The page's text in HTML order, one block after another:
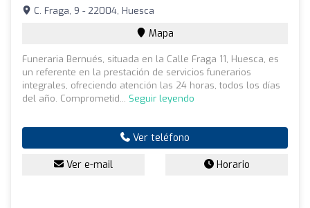
C. Fraga, 9 - 22004, Huesca
Mapa
Funeraria Bernués, situada en la Calle Fraga 11, Huesca, es
un referente en la prestación de servicios funerarios
integrales, ofreciendo atención las 24 horas, todos los días
del año. Comprometid... Seguir leyendo
Ver teléfono
Ver e-mail Horario